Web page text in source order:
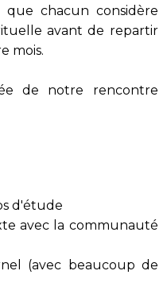
chacun considère
avant de repartir
mois.
de notre rencontre
d'étude
avec la communauté
(avec beaucoup de